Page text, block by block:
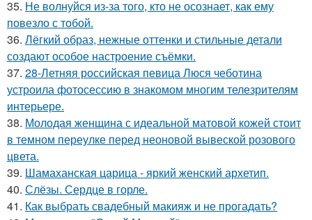
35. Не волнуйся из-за того, кто не осознает, как ему
повезло с тобой.
36. Лёгкий образ, нежные оттенки и стильные детали
создают особое настроение съёмки.
37. 28-Летняя российская певица Люся чеботина
устроила фотосессию в знакомом многим телезрителям
интерьере.
38. Молодая женщина с идеальной матовой кожей стоит
в темном переулке перед неоновой вывеской розового
цвета.
39. Шамаханская царица - яркий женский архетип.
40. Слёзы. Сердце в горле.
41. Как выбрать свадебный макияж и не прогадать?